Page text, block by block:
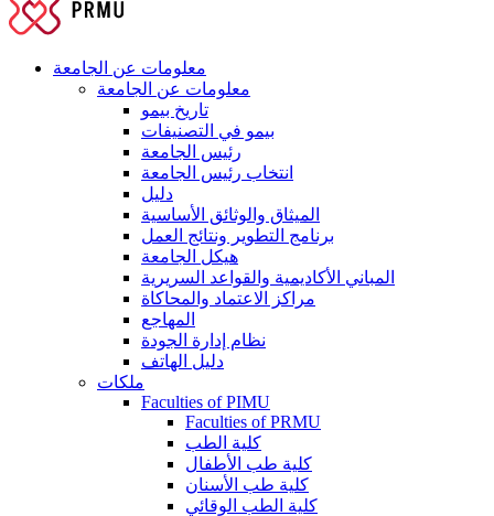
معلومات عن الجامعة
معلومات عن الجامعة
تاريخ بيمو
بيمو في التصنيفات
رئيس الجامعة
انتخاب رئيس الجامعة
دليل
الميثاق والوثائق الأساسية
برنامج التطوير ونتائج العمل
هيكل الجامعة
المباني الأكاديمية والقواعد السريرية
مراكز الاعتماد والمحاكاة
المهاجع
نظام إدارة الجودة
دليل الهاتف
ملكات
Faculties of PIMU
Faculties of PRMU
كلية الطب
كلية طب الأطفال
كلية طب الأسنان
كلية الطب الوقائي